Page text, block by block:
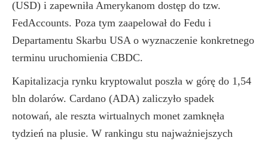
(USD) i zapewniła Amerykanom dostęp do tzw.
FedAccounts. Poza tym zaapelował do Fedu i
Departamentu Skarbu USA o wyznaczenie konkretnego
terminu uruchomienia CBDC.
Kapitalizacja rynku kryptowalut poszła w górę do 1,54
bln dolarów. Cardano (ADA) zaliczyło spadek
notowań, ale reszta wirtualnych monet zamknęła
tydzień na plusie. W rankingu stu najważniejszych